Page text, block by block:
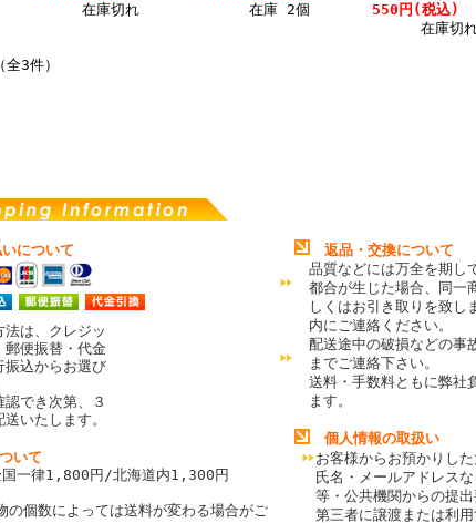
在庫切れ
在庫 2個
550円(税込)
在庫切
3件）
について
法は、クレジッ
郵便振替・代金
振込からお選び
認でき次第、３
送いたします。
いて
国一律1,800円/北海道内1,300円
個数によっては送料が変わる場合がご
返品・交換について
品質などには万全を期し
都合が生じた場合、同一
しくはお引き取りを致し
内にご連絡ください。
配送途中の破損などの事
までご連絡下さい。
送料・手数料ともに弊社
ます。
個人情報の取扱い
お客様からお預かりし
氏名・メールアドレス
等・公共機関からの提出
第三者に譲渡または利